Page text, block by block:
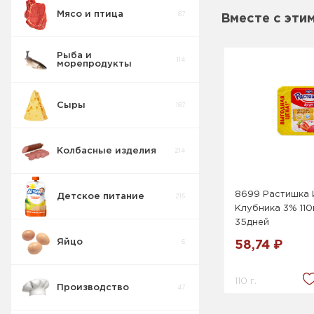
Мясо и птица 87
Рыба и
морепродукты
114
Сыры 187
Колбасные изделия 214
Детское питание 215
Кусочки
Детская
Яйцо 6
Производство 47
Вместе с
8699 Растишка
Клубника 3%
35дней
58,74 ₽
110 г.